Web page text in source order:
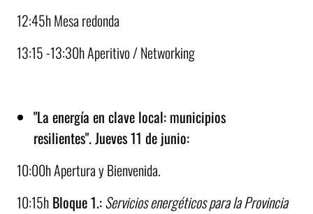
12:45h Mesa redonda
13:15 -13:30h Aperitivo / Networking
"La energía en clave local: municipios
resilientes".Jueves 11 de junio:
10:00h Apertura y Bienvenida.
10:15h Bloque 1.:Servicios energéticos para la Provincia